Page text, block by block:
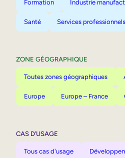
Formation Industrie
Santé Services
ZONE GÉOGRAPHIQUE
Toutes zones géographiques
Europe Europe – France
CAS D’USAGE
Tous cas d'usage